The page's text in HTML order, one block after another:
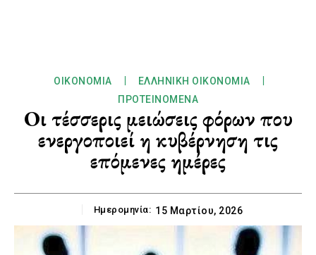
ΟΙΚΟΝΟΜΊΑ
ΕΛΛΗΝΙΚΉ ΟΙΚΟΝΟΜΊΑ
ΠΡΟΤΕΙΝΌΜΕΝΑ
Οι τέσσερις μειώσεις φόρων που
ενεργοποιεί η κυβέρνηση τις
επόμενες ημέρες
Ημερομηνία: 15 Μαρτίου, 2026